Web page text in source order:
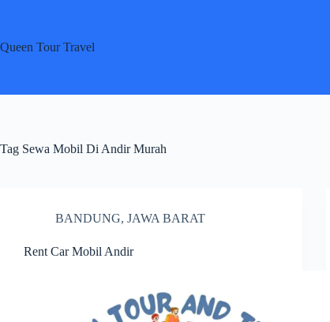
Queen Tour Travel
Tag Sewa Mobil Di Andir Murah
BANDUNG, JAWA BARAT
Rent Car Mobil Andir